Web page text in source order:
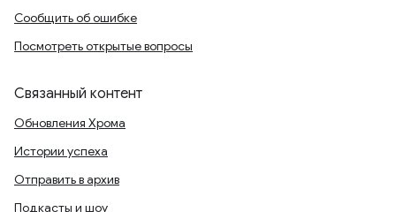
Сообщить об ошибке
Посмотреть открытые вопросы
Связанный контент
Обновления Хрома
Истории успеха
Отправить в архив
Подкасты и шоу